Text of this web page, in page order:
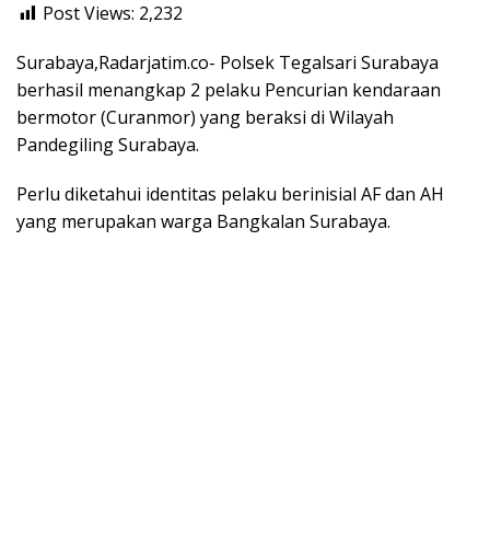
Post Views: 2,232
Surabaya,Radarjatim.co- Polsek Tegalsari Surabaya
berhasil menangkap 2 pelaku Pencurian kendaraan
bermotor (Curanmor) yang beraksi di Wilayah
Pandegiling Surabaya.
Perlu diketahui identitas pelaku berinisial AF dan AH
yang merupakan warga Bangkalan Surabaya.